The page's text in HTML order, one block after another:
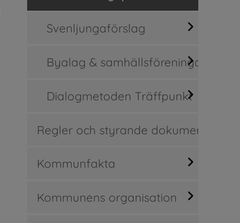
Svenljungaförslag
Byalag & samhällsföreningar
Dialogmetoden Träffpunkt
Regler och styrande dokument
Kommunfakta
Kommunens organisation